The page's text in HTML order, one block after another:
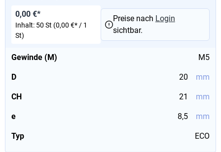
Gewinde (M) M5
D 20 mm
CH 21 mm
e 8,5 mm
Typ ECO
0,00 €*
Inhalt: 50 St (0,00 €* / 1
St)
Preise nach Login
sichtbar.